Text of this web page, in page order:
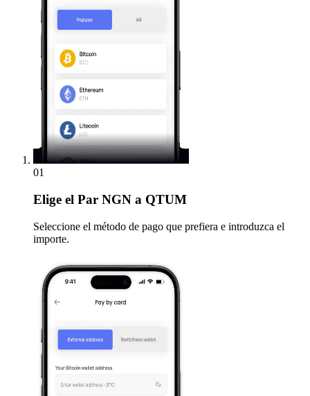
01
Elige el Par NGN a QTUM
Seleccione el método de pago que prefiera e introduzca el
importe.